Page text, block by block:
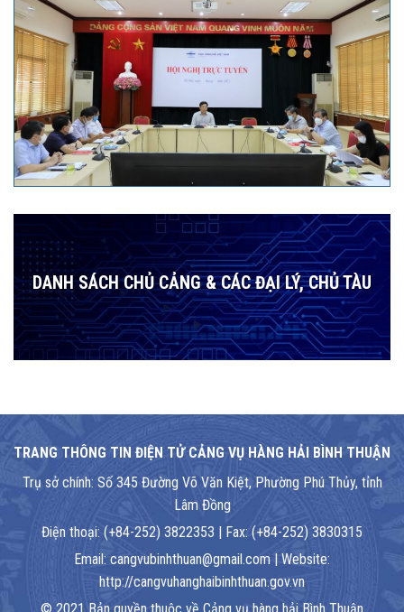
DANH SÁCH CHỦ CẢNG & CÁC ĐẠI LÝ, CHỦ TÀU
TRANG THÔNG TIN ĐIỆN TỬ CẢNG VỤ HÀNG HẢI BÌNH THUẬN
Trụ sở chính: Số 345 Đường Võ Văn Kiệt, Phường Phú Thủy, tỉnh
Lâm Đồng
Điện thoại: (+84-252) 3822353 | Fax: (+84-252) 3830315
Email: cangvubinhthuan@gmail.com | Website:
http://cangvuhanghaibinhthuan.gov.vn